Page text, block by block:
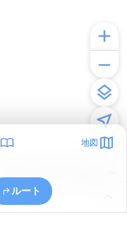
地図
ルート